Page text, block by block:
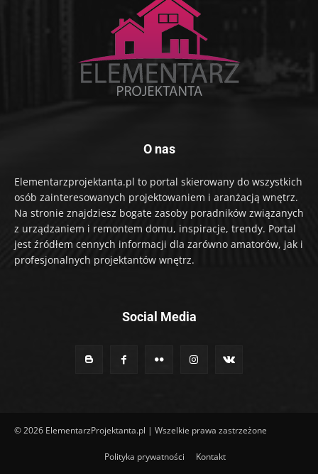
O nas
Elementarzprojektanta.pl to portal skierowany do wszystkich
osób zainteresowanych projektowaniem i aranżacją wnętrz.
Na stronie znajdziesz bogate zasoby poradników związanych
z urządzaniem i remontem domu, inspiracje, trendy. Portal
jest źródłem cennych informacji dla zarówno amatorów, jak i
profesjonalnych projektantów wnętrz.
Social Media
© 2026 ElementarzProjektanta.pl | Wszelkie prawa zastrzeżone
Polityka prywatności Kontakt